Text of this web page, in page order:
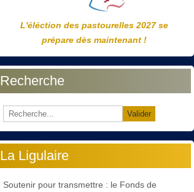
L'éléction des pastourelles 2027 se
prépare dès maintenant !
Recherche
Valider
La Ligulaire
Soutenir pour transmettre : le Fonds de